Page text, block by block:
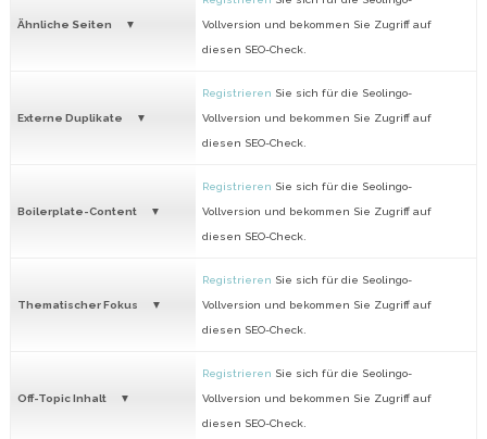
Ähnliche Seiten Vollversion und bekommen Sie Zugriff auf
diesen SEO-Check.
Externe Duplikate
Registrieren Sie sich für die Seolingo-
Vollversion und bekommen Sie Zugriff auf
diesen SEO-Check.
Boilerplate-Content
Registrieren Sie sich für die Seolingo-
Vollversion und bekommen Sie Zugriff auf
diesen SEO-Check.
Thematischer Fokus
Registrieren Sie sich für die Seolingo-
Vollversion und bekommen Sie Zugriff auf
diesen SEO-Check.
Off-Topic Inhalt
Registrieren Sie sich für die Seolingo-
Vollversion und bekommen Sie Zugriff auf
diesen SEO-Check.